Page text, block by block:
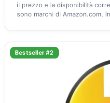
il prezzo e la disponibilità
sono marchi di Amazon.com,
Bestseller #2